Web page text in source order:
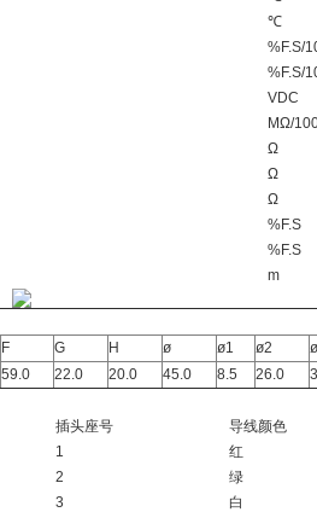
℃
%F.S/
%F.S/
VDC
MΩ/
Ω
Ω
Ω
%F.S
%F.S
m
F G H ø ø1 ø2
59.0 22.0 20.0 45.0 8.5 26.0
插头座号
导线颜色
1
红
2
绿
3
白